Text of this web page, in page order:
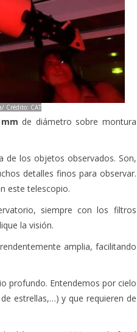
Crédito: CAT
de diámetro sobre montura
de los objetos observados. Son,
detalles finos para observar.
este telescopio.
siempre con los filtros
la visión.
amplia, facilitando
profundo. Entendemos por cielo
estrellas,…) y que requieren de